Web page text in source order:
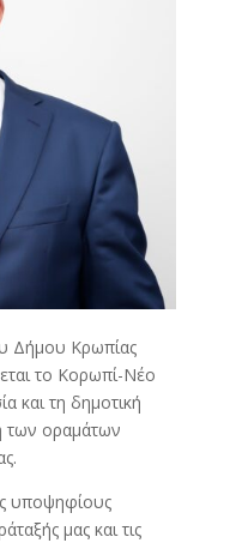
Δήμου Κρωπίας
το Κορωπί-Νέο
και τη δημοτική
των οραμάτων
υποψηφίους
μας και τις